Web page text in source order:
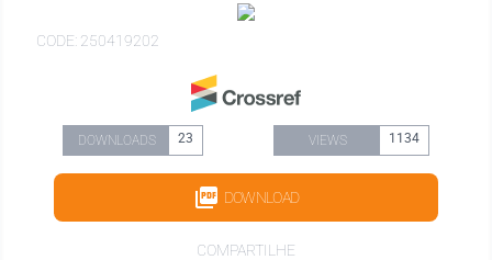
CODE: 250419202
DOWNLOADS 23 VIEWS 1134
DOWNLOAD
COMPARTILHE